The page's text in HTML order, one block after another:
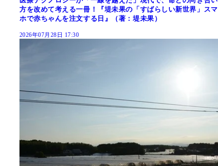
方を改めて考える一冊！『堤未果の「すばらしい新世界」スマ
ホで赤ちゃんを注文する日』（著：堤未果）
2026年07月28日 17:30